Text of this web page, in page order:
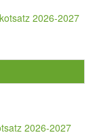
2026-2027
2026-2027